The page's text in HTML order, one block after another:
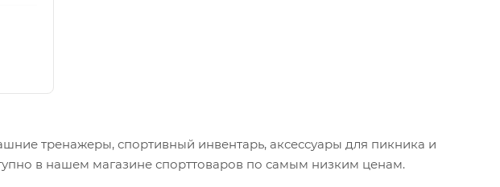
тренажеры, спортивный инвентарь, аксессуары для пикника и
в нашем магазине спорттоваров по самым низким ценам.